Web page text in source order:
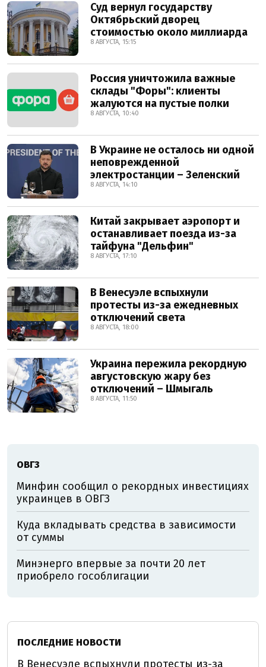
Суд вернул государству
Октябрьский дворец
стоимостью около миллиарда
8 АВГУСТА, 15:15
Россия уничтожила важные
склады "Форы": клиенты
жалуются на пустые полки
8 АВГУСТА, 10:40
В Украине не осталось ни одной
неповрежденной
электростанции – Зеленский
8 АВГУСТА, 14:10
Китай закрывает аэропорт и
останавливает поезда из-за
тайфуна "Дельфин"
8 АВГУСТА, 17:10
В Венесуэле вспыхнули
протесты из-за ежедневных
отключений света
8 АВГУСТА, 18:00
Украина пережила рекордную
августовскую жару без
отключений – Шмыгаль
8 АВГУСТА, 11:50
ОВГЗ
Минфин сообщил о рекордных инвестициях
украинцев в ОВГЗ
Куда вкладывать средства в зависимости
от суммы
Минэнерго впервые за почти 20 лет
приобрело гособлигации
ПОСЛЕДНИЕ НОВОСТИ
В Венесуэле вспыхнули протесты из-за